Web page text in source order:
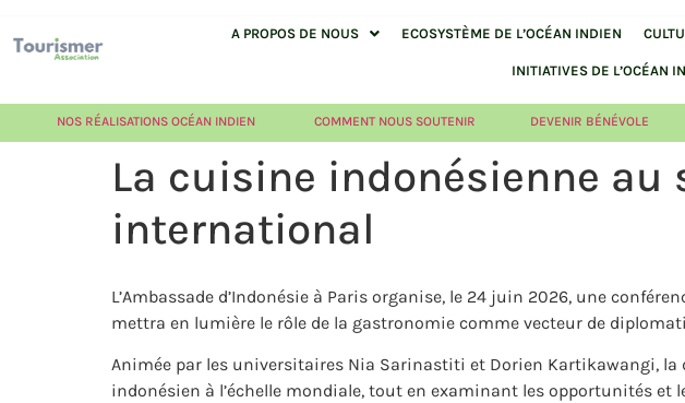
A PROPOS DE NOUS ECOSYSTÈME DE L’OCÉAN INDIEN
INITIATIVES DE L’OCÉAN
NOS RÉALISATIONS OCÉAN INDIEN COMMENT NOUS SOUTENIR DEVENIR BÉNÉVOLE
La cuisine indonésienne
international
L’Ambassade d’Indonésie à Paris organise, le 24 juin 2026, une
mettra en lumière le rôle de la gastronomie comme vecteur de
Animée par les universitaires Nia Sarinastiti et Dorien Kartikawangi, la
indonésien à l’échelle mondiale, tout en examinant les opportunités et